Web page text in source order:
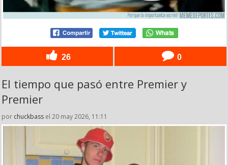
26 0
El tiempo que pasó entre Premier y
Premier
por chuckbass el 20 may 2026, 11:11